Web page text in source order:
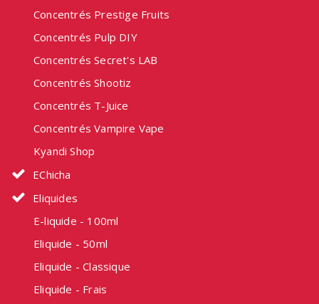
Concentrés Prestige Fruits
Concentrés Pulp DIY
Concentrés Secret's LAB
Concentrés Shootiz
Concentrés T-Juice
Concentrés Vampire Vape
Kyandi Shop
EChicha
Eliquides
E-liquide - 100ml
Eliquide - 50ml
Eliquide - Classique
Eliquide - Frais